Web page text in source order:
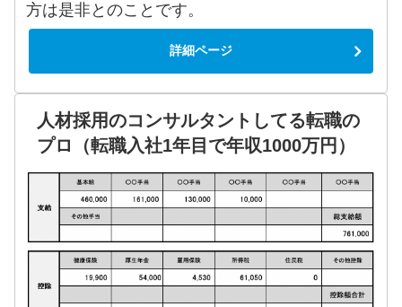
方は是非とのことです。
詳細ページ
人材採用のコンサルタントしてる転職の
プロ（転職入社1年目で年収1000万円）